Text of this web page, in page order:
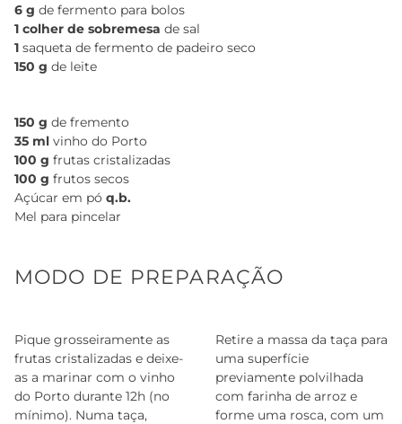
6 g de fermento para bolos
1 colher de sobremesa de sal
1 saqueta de fermento de padeiro seco
150 g de leite
150 g de fremento
35 ml vinho do Porto
100 g frutas cristalizadas
100 g frutos secos
Açúcar em pó q.b.
Mel para pincelar
MODO DE PREPARAÇÃO
Pique grosseiramente as
frutas cristalizadas e deixe-
as a marinar com o vinho
do Porto durante 12h (no
mínimo). Numa taça,
Retire a massa da taça para
uma superfície
previamente polvilhada
com farinha de arroz e
forme uma rosca, com um